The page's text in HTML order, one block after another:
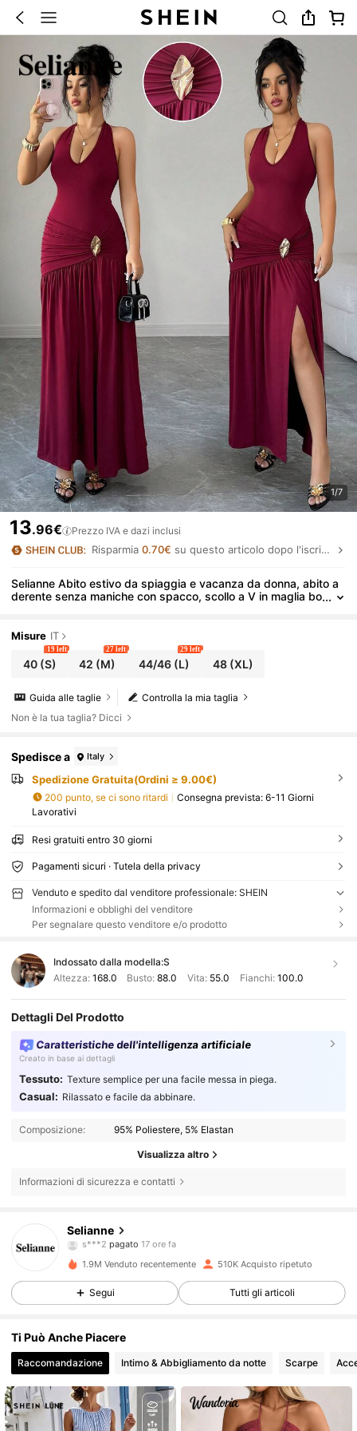
1/7
13.96€ Prezzo IVA e dazi inclusi
Risparmia0.70€ su questo articolo dopo l'iscrizione.
Selianne Abito estivo da spiaggia e vacanza da donna, abito a
derente senza maniche con spacco, scollo a V in maglia bo
Misure IT
40(S)
19 left
42 (M)
27 left
44/46(L)
29 left
48(XL)
Controlla la mia taglia
Guida alle taglie
Non è la tua taglia? Dicci
Spedisce a Italy
Spedizione Gratuita(Ordini ≥ 9.00€)
200 punto, se ci sono ritardi Consegna prevista: 6-11 Giorni
Lavorativi
Resi gratuiti entro 30 giorni
Pagamenti sicuri · Tutela della privacy
Venduto e spedito dal venditore professionale: SHEIN
Informazioni e obblighi del venditore
Per segnalare questo venditore e/o prodotto
Indossato dalla modella:S
Altezza: 168.0 Busto:88.0 Vita: 55.0 Fianchi: 100.0
Dettagli Del Prodotto
Caratteristiche dell'intelligenza artificiale
Creato in base ai dettagli
Tessuto: Texture semplice per una facile messa in piega.
Casual: Rilassato e facile da abbinare.
Composizione: 95% Poliestere, 5% Elastan
Visualizza altro
Informazioni di sicurezza e contatti
Selianne
s***2pagato
a***7segue10 minuti fa
1.9M Venduto recentemente 510K Acquisto ripetuto
Segui Tutti gli articoli
Ti Può Anche Piacere
Raccomandazione Intimo & Abbigliamento da notte Scarpe